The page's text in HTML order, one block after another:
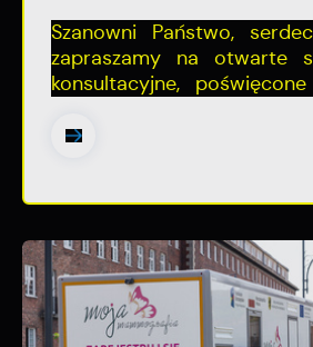
Szanowni Państwo,
zapraszamy na otwarte
konsultacyjne, poświęcone